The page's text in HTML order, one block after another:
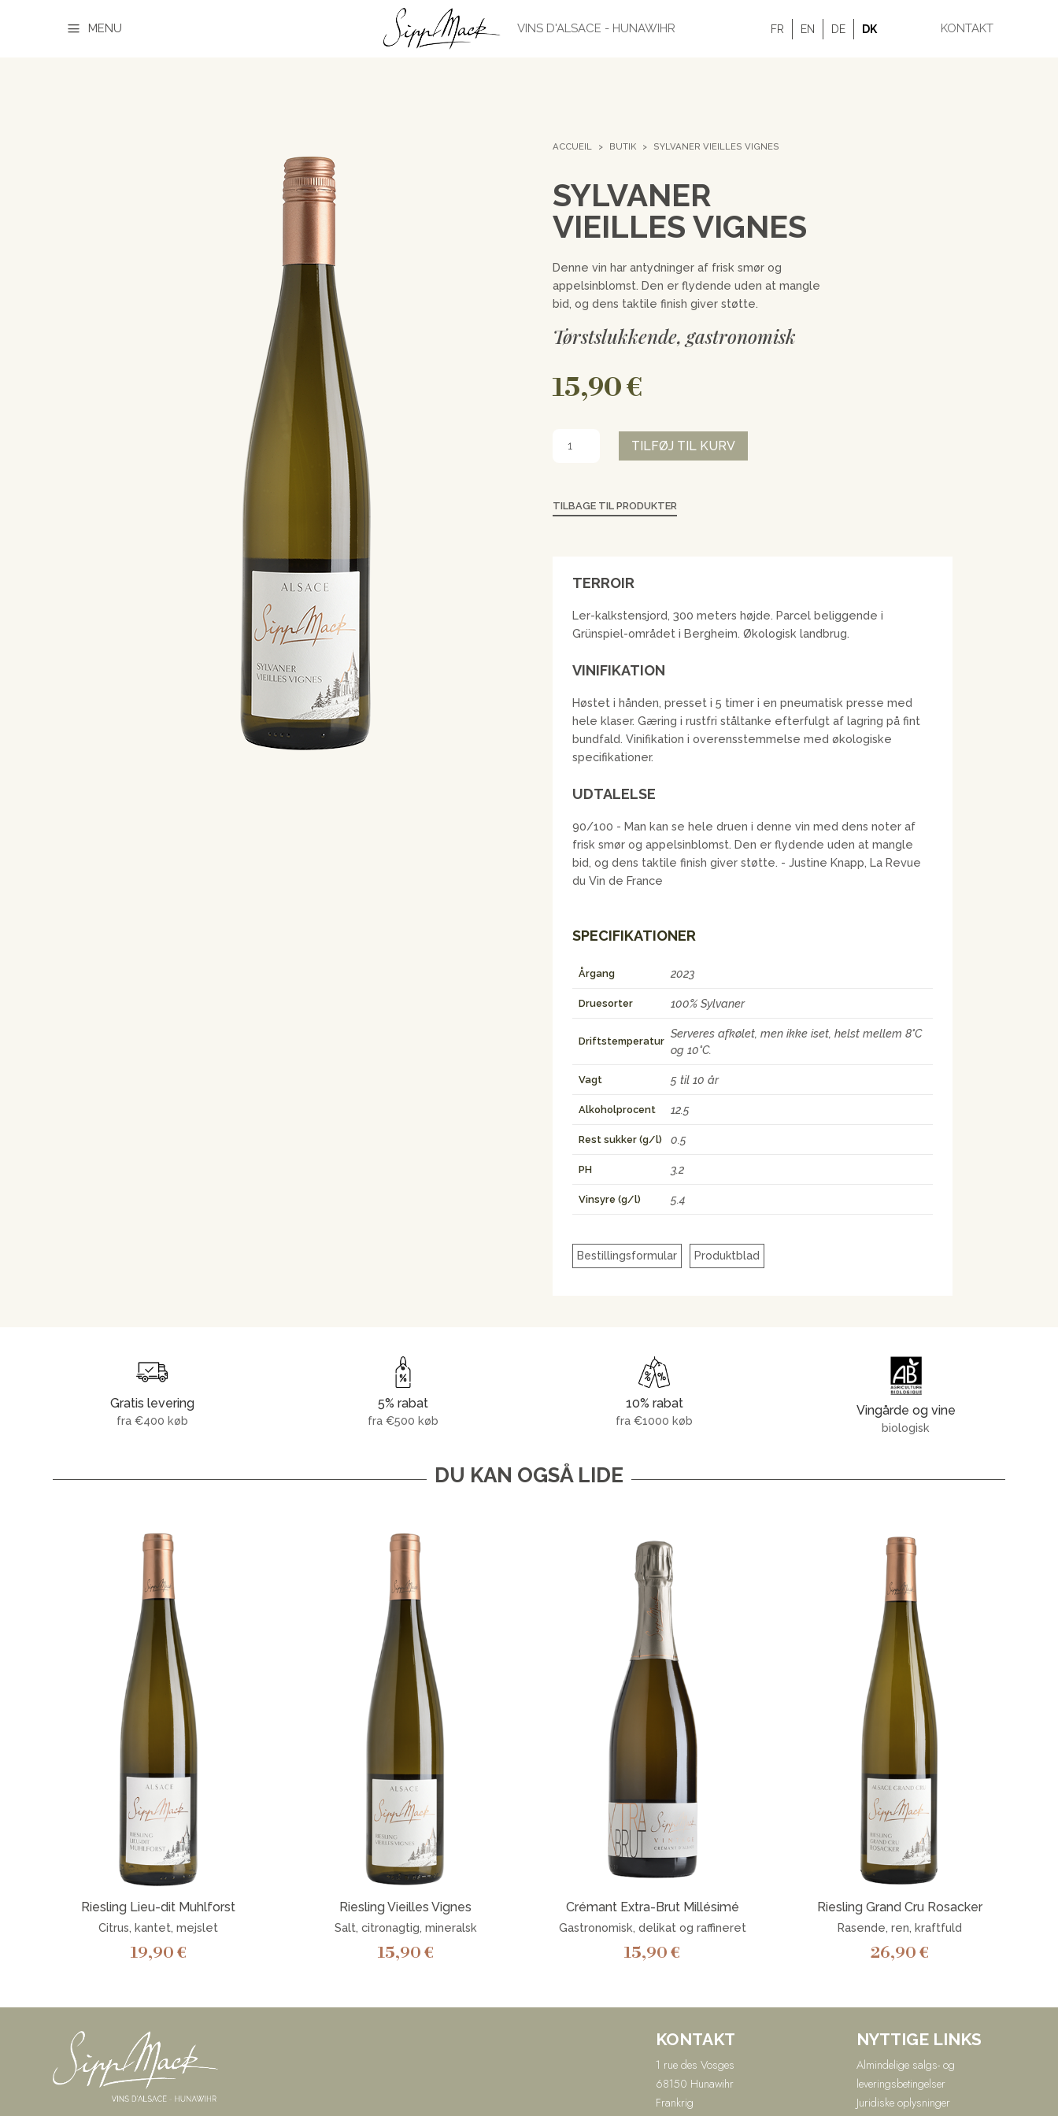
a MENU FR EN DE DK KONTAKT
ACCUEIL > BUTIK > SYLVANER VIEILLES VIGNES
SYLVANER
VIEILLES VIGNES
Denne vin har antydninger af frisk smør og
appelsinblomst. Den er flydende uden at mangle
bid, og dens taktile finish giver støtte.
Tørstslukkende, gastronomisk
15,90€
TILFØJ TIL KURV
TILBAGE TIL PRODUKTER
TERROIR
Ler-kalkstensjord, 300 meters højde. Parcel beliggende i
Grünspiel-området i Bergheim. Økologisk landbrug.
VINIFIKATION
Høstet i hånden, presset i 5 timer i en pneumatisk presse med
hele klaser. Gæring i rustfri ståltanke efterfulgt af lagring på fint
bundfald. Vinifikation i overensstemmelse med økologiske
specifikationer.
UDTALELSE
90/100 - Man kan se hele druen i denne vin med dens noter af
frisk smør og appelsinblomst. Den er flydende uden at mangle
bid, og dens taktile finish giver støtte. - Justine Knapp, La Revue
du Vin de France
SPECIFIKATIONER
Årgang 2023
Druesorter 100% Sylvaner
Driftstemperatur
Serveres afkølet, men ikke iset, helst mellem 8°C
og 10°C.
Vagt 5 til 10 år
Alkoholprocent 12.5
Rest sukker (g/l) 0.5
PH 3.2
Vinsyre (g/l) 5.4
Bestillingsformular Produktblad
Gratis levering
fra €400 køb
5% rabat
fra €500 køb
10% rabat
fra €1000 køb
Vingårde og vine
biologisk
DU KAN OGSÅ LIDE
Riesling Lieu-dit Muhlforst
Citrus, kantet, mejslet
19,90 €
Riesling Vieilles Vignes
Salt, citronagtig, mineralsk
15,90 €
Crémant Extra-Brut Millésimé
Gastronomisk, delikat og raffineret
15,90 €
Riesling Grand Cru Rosacker
Rasende, ren, kraftfuld
26,90 €
KONTAKT
1 rue des Vosges
68150 Hunawihr
Frankrig
NYTTIGE LINKS
Almindelige salgs- og
leveringsbetingelser
Juridiske oplysninger